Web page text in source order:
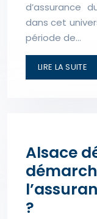
d’assurance
dans cet
période de…
LIRE LA SUITE
Alsace
?